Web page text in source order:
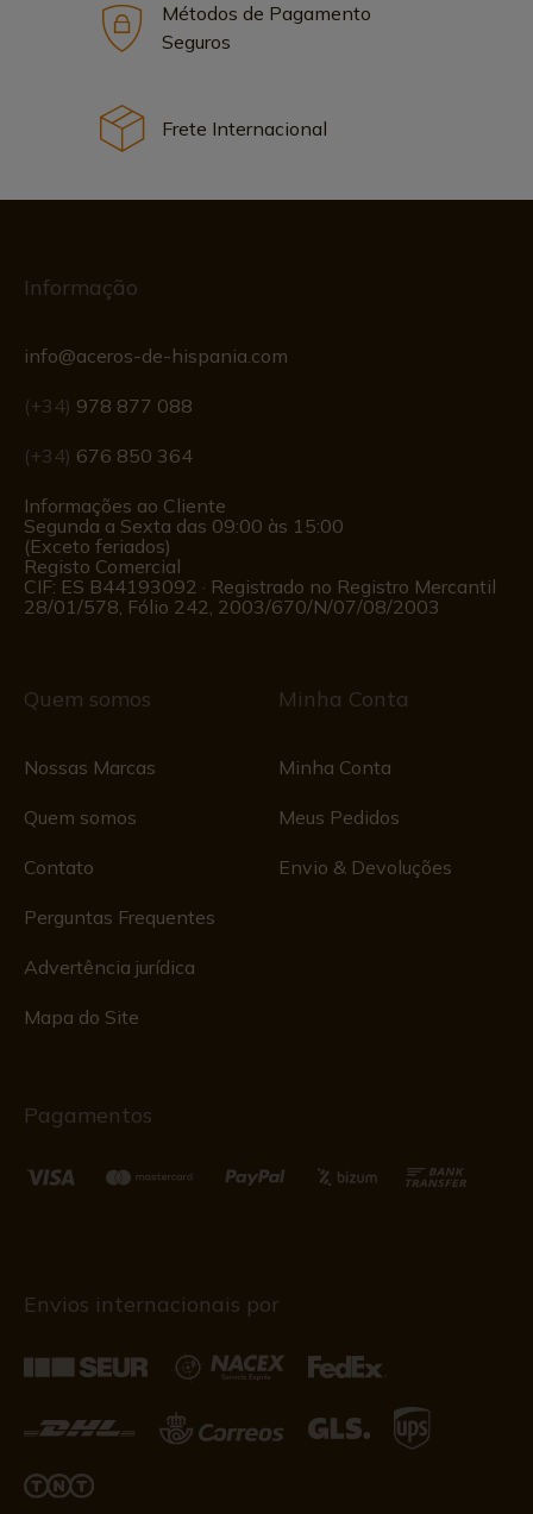
Métodos de Pagamento
Seguros
Frete Internacional
Informação
info@aceros-de-hispania.com
(+34) 978 877 088
(+34) 676 850 364
Informações ao Cliente
Segunda a Sexta das 09:00 às 15:00
(Exceto feriados)
Registo Comercial
CIF: ES B44193092 · Registrado no Registro Mercantil
28/01/578, Fólio 242, 2003/670/N/07/08/2003
Quem somos
Nossas Marcas
Quem somos
Contato
Perguntas Frequentes
Advertência jurídica
Mapa do Site
Minha Conta
Minha Conta
Meus Pedidos
Envio & Devoluções
Pagamentos
Envios internacionais por